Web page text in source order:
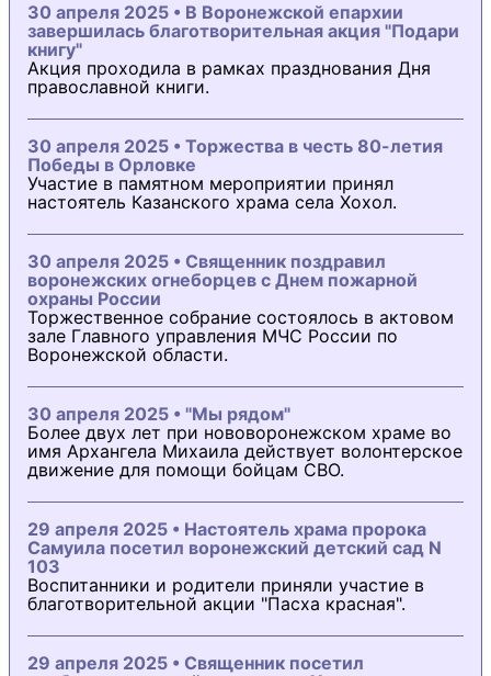
30 апреля 2025 • В Воронежской епархии
завершилась благотворительная акция "Подари
книгу"
Акция проходила в рамках празднования Дня
православной книги.
30 апреля 2025 • Торжества в честь 80-летия
Победы в Орловке
Участие в памятном мероприятии принял
настоятель Казанского храма села Хохол.
30 апреля 2025 • Священник поздравил
воронежских огнеборцев с Днем пожарной
охраны России
Торжественное собрание состоялось в актовом
зале Главного управления МЧС России по
Воронежской области.
30 апреля 2025 • "Мы рядом"
Более двух лет при нововоронежском храме во
имя Архангела Михаила действует волонтерское
движение для помощи бойцам СВО.
29 апреля 2025 • Настоятель храма пророка
Самуила посетил воронежский детский сад N
103
Воспитанники и родители приняли участие в
благотворительной акции "Пасха красная".
29 апреля 2025 • Священник посетил